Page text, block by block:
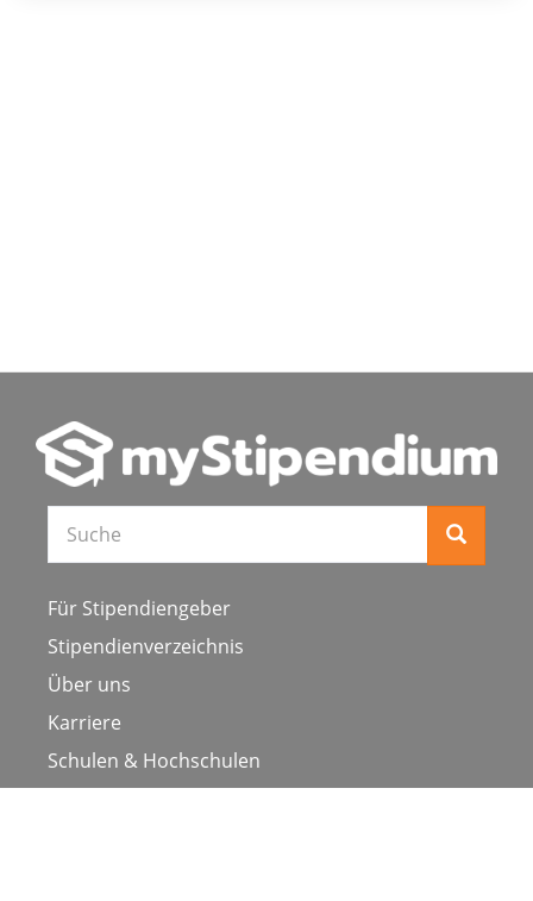
Für Stipendiengeber
Stipendienverzeichnis
Über uns
Karriere
Schulen & Hochschulen